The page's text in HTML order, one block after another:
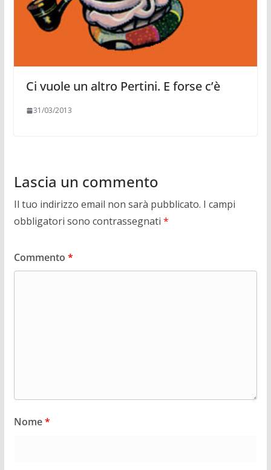
Ci vuole un altro Pertini. E forse c’è
31/03/2013
Lascia un commento
Il tuo indirizzo email non sarà pubblicato. I campi
obbligatori sono contrassegnati *
Commento *
Nome*